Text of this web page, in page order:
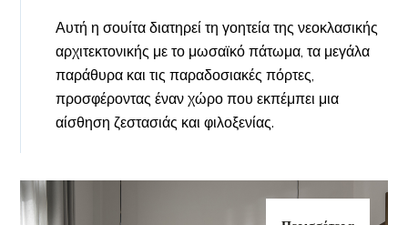
Αυτή η σουίτα διατηρεί τη γοητεία της νεοκλασικής
αρχιτεκτονικής με το μωσαϊκό πάτωμα, τα μεγάλα
παράθυρα και τις παραδοσιακές πόρτες,
προσφέροντας έναν χώρο που εκπέμπει μια
αίσθηση ζεστασιάς και φιλοξενίας.